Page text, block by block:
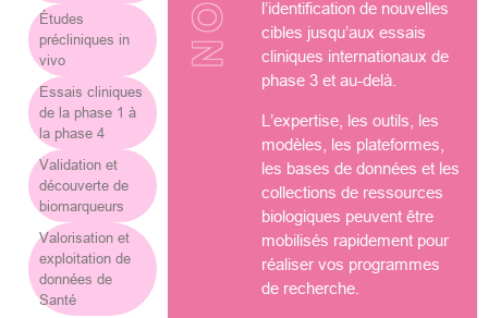
Études
précliniques in
vivo
Essais cliniques
de la phase 1 à
la phase 4
Validation et
découverte de
biomarqueurs
Valorisation et
exploitation de
données de
Santé
l’identification de nouvelles
cibles jusqu’aux essais
cliniques internationaux de
phase 3 et au-delà.
L’expertise, les outils, les
modèles, les plateformes,
les bases de données et les
collections de ressources
biologiques peuvent être
mobilisés rapidement pour
réaliser vos programmes
de recherche.